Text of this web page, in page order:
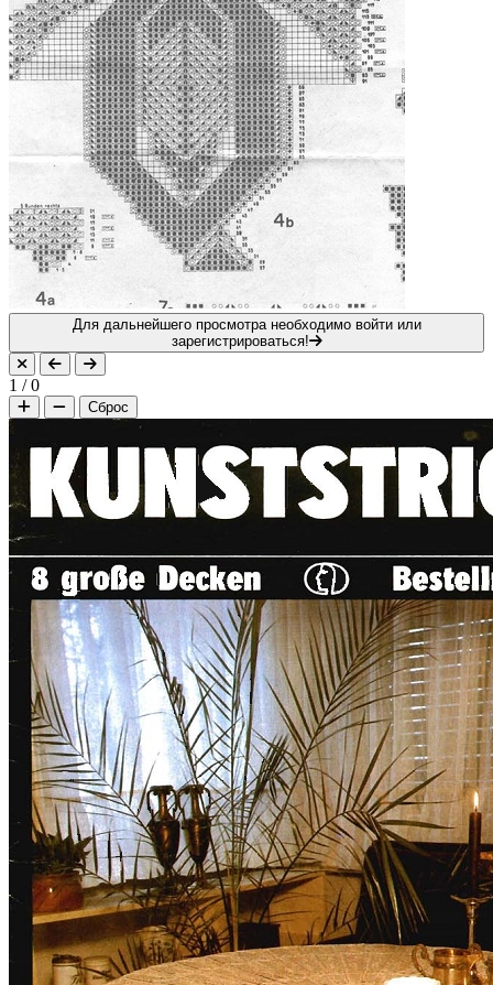
Для дальнейшего просмотра необходимо войти или
зарегистрироваться!
1 /0
Сброс